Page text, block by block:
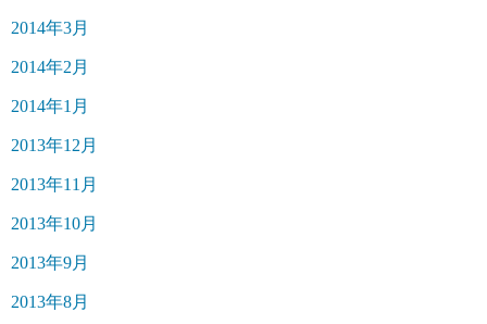
2014年3月
2014年2月
2014年1月
2013年12月
2013年11月
2013年10月
2013年9月
2013年8月